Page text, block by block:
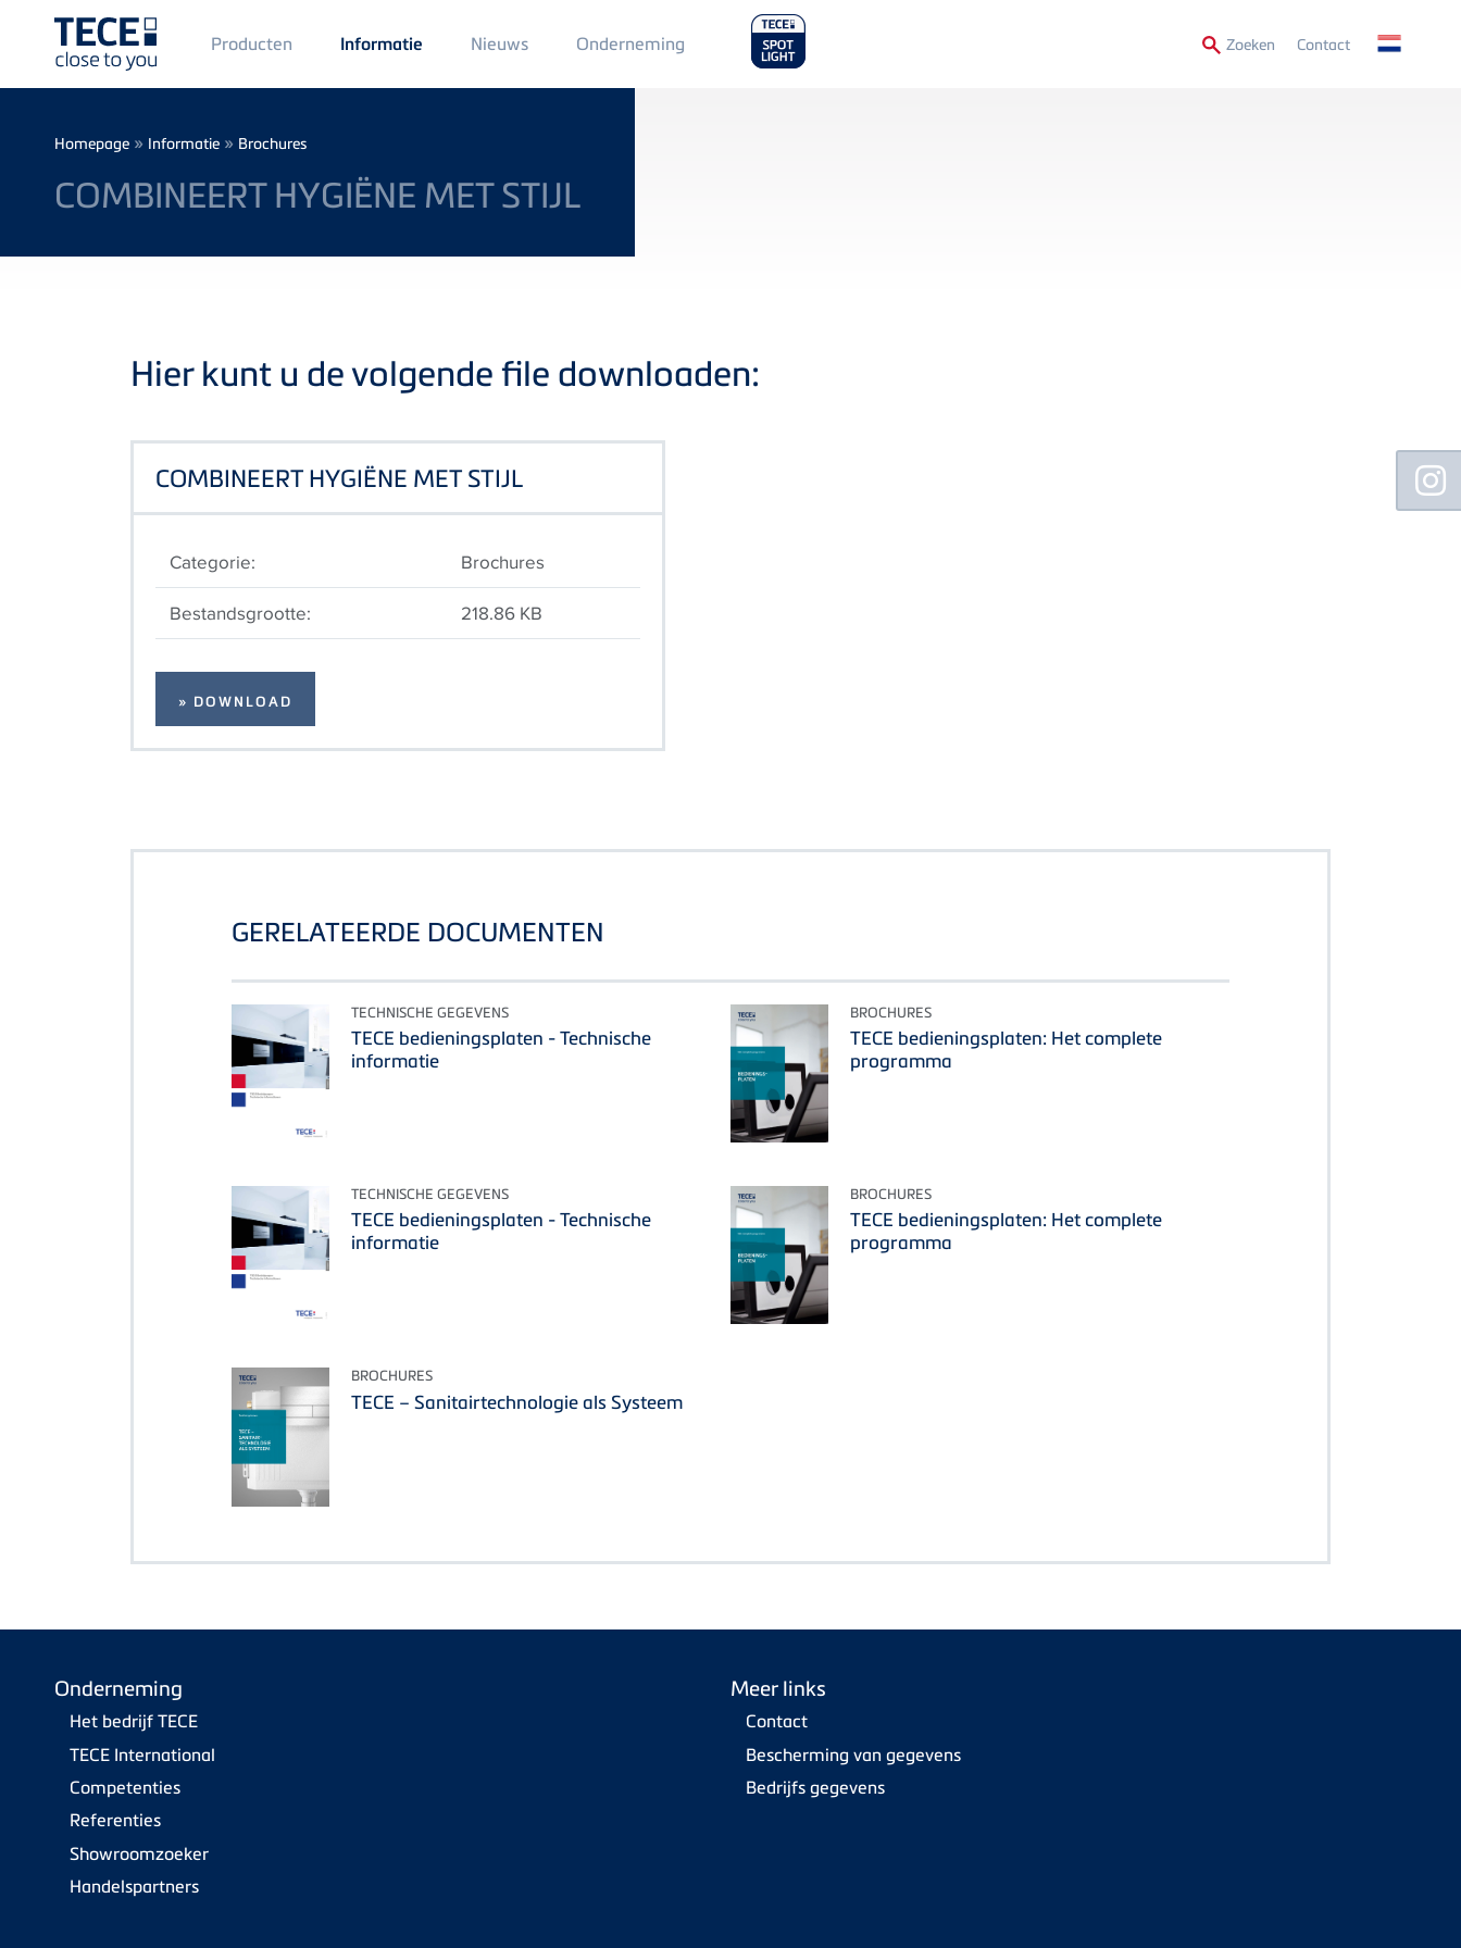
Main
Menü
1
Producten Informatie Nieuws Main
Menu
2
Onderneming Zoeken Secondary
Contact
Breadcrumb
Homepage » Informatie » Brochures
COMBINEERT HYGIËNE MET STIJL
Hier kunt u de volgende file downloaden:
COMBINEERT HYGIËNE MET STIJL
Categorie:
Brochures
Bestandsgrootte:
218.86 KB
» DOWNLOAD
GERELATEERDE DOCUMENTEN
TECHNISCHE GEGEVENS
TECE bedieningsplaten - Technische
informatie
BROCHURES
TECE bedieningsplaten: Het complete
programma
TECHNISCHE GEGEVENS
TECE bedieningsplaten - Technische
informatie
BROCHURES
TECE bedieningsplaten: Het complete
programma
BROCHURES
TECE – Sanitairtechnologie als Systeem
Onderneming
Het bedrijf TECE
TECE International
Competenties
Referenties
Showroomzoeker
Handelspartners
Meer links
Contact
Bescherming van gegevens
Bedrijfs gegevens
Floating